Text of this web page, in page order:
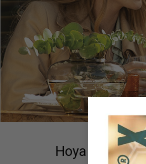
Hoya Polarize